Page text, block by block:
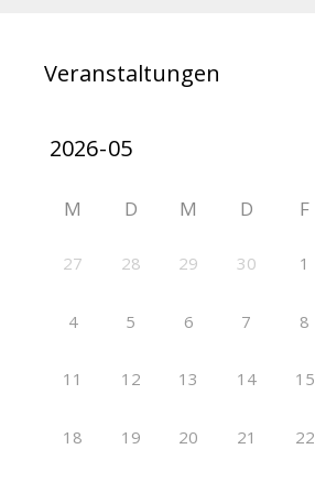
Veranstaltungen
M D M D F
27 28 29 30 1
4 5 6 7 8
11 12 13 14 15
18 19 20 21 22